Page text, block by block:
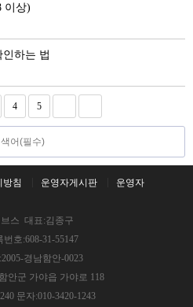
이상)
하는 법
4 5
방침 운영자게시판 운영자
스 대표:김종구
호:608-31-55147
경남함안-0023
안군 가야읍 가야로 118
문자:010-3420-1243